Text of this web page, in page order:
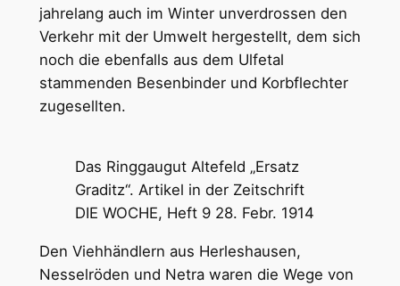
jahrelang auch im Winter unverdrossen den
Verkehr mit der Umwelt hergestellt, dem sich
noch die ebenfalls aus dem Ulfetal
stammenden Besenbinder und Korbflechter
zugesellten.
Das Ringgaugut Altefeld „Ersatz
Graditz“. Artikel in der Zeitschrift
DIE WOCHE, Heft 9 28. Febr. 1914
Den Viehhändlern aus Herleshausen,
Nesselröden und Netra waren die Wege von